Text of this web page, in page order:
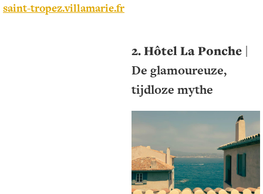
saint-tropez.villamarie.fr
2. Hôtel La Ponche |
De glamoureuze,
tijdloze mythe